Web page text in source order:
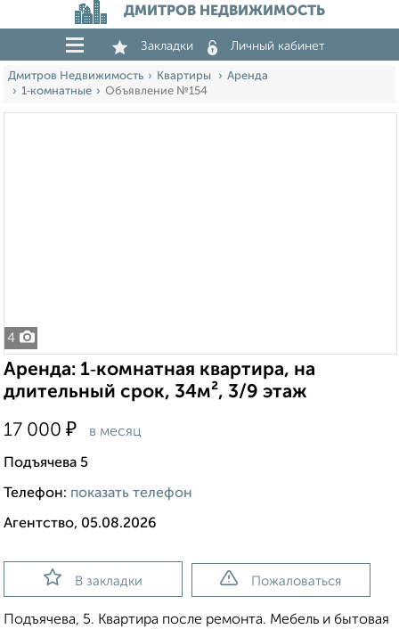
ДМИТРОВ НЕДВИЖИМОСТЬ
Закладки Личный кабинет
Дмитров Недвижимость Квартиры
Аренда
1‑комнатные
Объявление №154
4
Аренда: 1‑комнатная квартира, на
длительный срок, 34м², 3/9 этаж
17 000 ₽ в месяц
Подъячева 5
Телефон: показать телефон
Агентство, 05.08.2026
В закладки Пожаловаться
Подъячева, 5. Квартира после ремонта. Мебель и бытовая